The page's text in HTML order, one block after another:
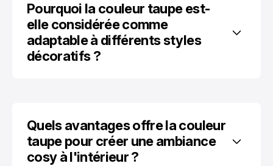
Pourquoi la couleur taupe est-
elle considérée comme
adaptable à différents styles
décoratifs ?
Quels avantages offre la couleur
taupe pour créer une ambiance
cosy à l'intérieur ?